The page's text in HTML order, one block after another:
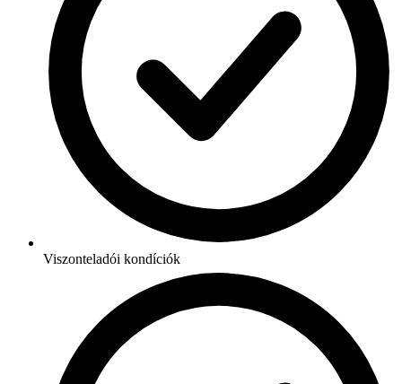
Viszonteladói kondíciók